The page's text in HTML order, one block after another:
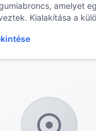
amelyet
Kialakítása a